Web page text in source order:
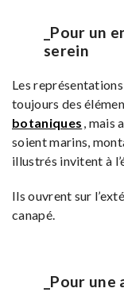
_Pour un
serein
Les
toujours des
botaniques , mais
soient marins,
illustrés invitent à
Ils ouvrent sur
canapé.
_Pour